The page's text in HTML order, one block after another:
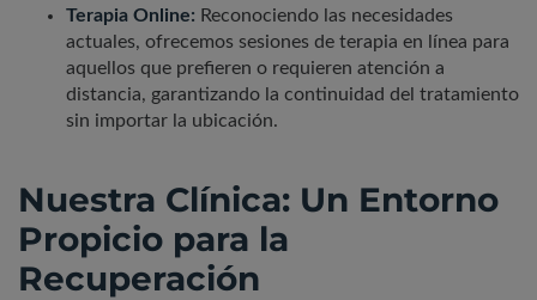
Terapia Online: Reconociendo las necesidades
actuales, ofrecemos sesiones de terapia en línea para
aquellos que prefieren o requieren atención a
distancia, garantizando la continuidad del tratamiento
sin importar la ubicación.
Nuestra Clínica: Un Entorno
Propicio para la
Recuperación